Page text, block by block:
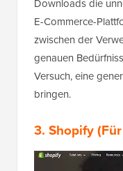
Downloads die
E-Commerce-
zwischen der
genauen
Versuch, eine
bringen.
3. Shopify